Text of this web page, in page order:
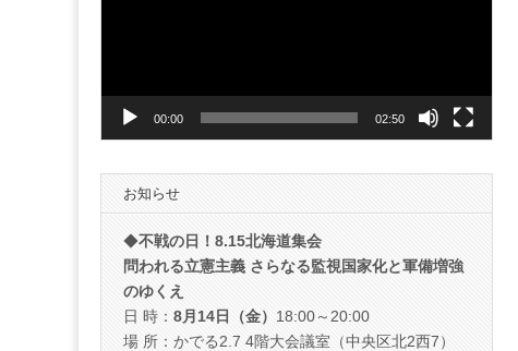
00:00 02:50
お知らせ
◆不戦の日！8.15北海道集会
問われる立憲主義 さらなる監視国家化と軍備増強
のゆくえ
日 時： 8月14日（金） 18:00～20:00
場 所：かでる2.7 4階大会議室（中央区北2西7）